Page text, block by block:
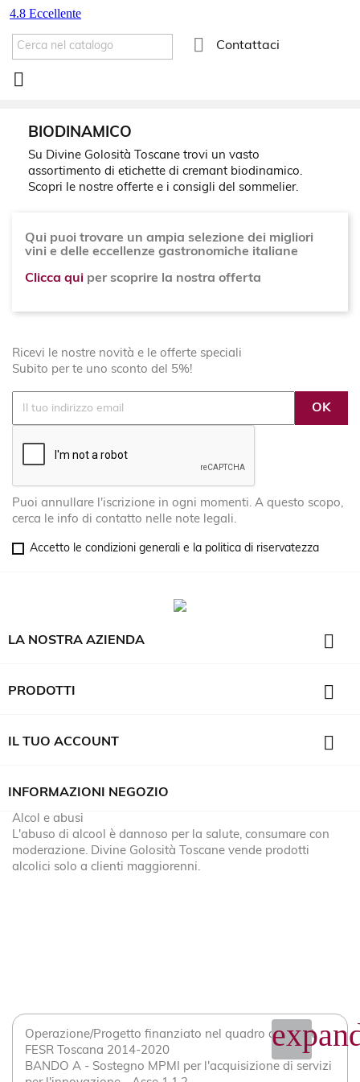
 Contattaci

BIODINAMICO
Su Divine Golosità Toscane trovi un vasto
assortimento di etichette di cremant biodinamico.
Scopri le nostre offerte e i consigli del sommelier.
Qui puoi trovare un ampia selezione dei migliori
vini e delle eccellenze gastronomiche italiane
Clicca qui per scoprire la nostra offerta
Ricevi le nostre novità e le offerte speciali
Subito per te uno sconto del 5%!
Puoi annullare l'iscrizione in ogni momenti. A questo scopo,
cerca le info di contatto nelle note legali.
Accetto le condizioni generali e la politica di riservatezza
LA NOSTRA AZIENDA 
PRODOTTI 
IL TUO ACCOUNT 
INFORMAZIONI NEGOZIO
Alcol e abusi
L'abuso di alcool è dannoso per la salute, consumare con
moderazione. Divine Golosità Toscane vende prodotti
alcolici solo a clienti maggiorenni.
Operazione/Progetto finanziato nel quadro del POR
FESR Toscana 2014-2020
BANDO A - Sostegno MPMI per l'acquisizione di servizi